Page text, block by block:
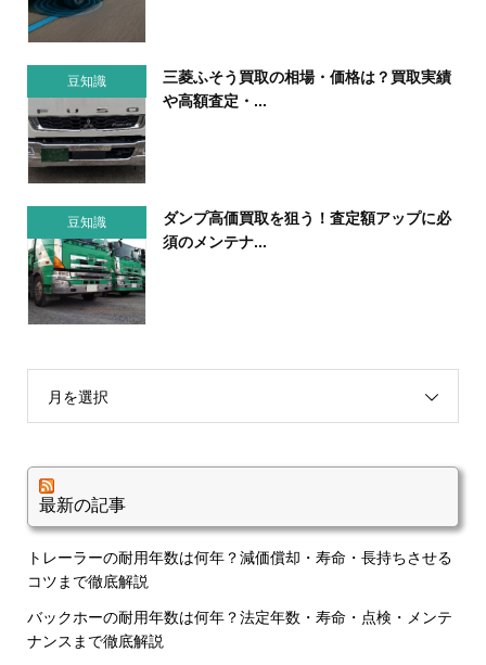
豆知識
三菱ふそう買取の相場・価格は？買取実績
や高額査定・...
豆知識
ダンプ高価買取を狙う！査定額アップに必
須のメンテナ...
月を選択
最新の記事
トレーラーの耐用年数は何年？減価償却・寿命・長持ちさせる
コツまで徹底解説
バックホーの耐用年数は何年？法定年数・寿命・点検・メンテ
ナンスまで徹底解説